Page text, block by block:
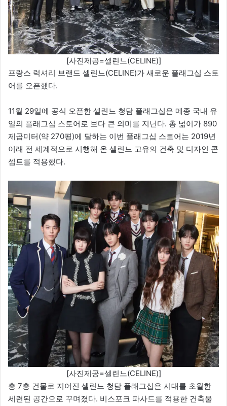
[사진제공=셀린느(CELINE)]
프랑스 럭셔리 브랜드 셀린느(CELINE)가 새로운 플래그십 스토
어를 오픈했다.
11월 29일에 공식 오픈한 셀린느 청담 플래그십은 메종 국내 유
일의 플래그십 스토어로 보다 큰 의미를 지닌다. 총 넓이가 890
제곱미터(약 270평)에 달하는 이번 플래그십 스토어는 2019년
이래 전 세계적으로 시행해 온 셀린느 고유의 건축 및 디자인 콘
셉트를 적용했다.
[사진제공=셀린느(CELINE)]
총 7층 건물로 지어진 셀린느 청담 플래그십은 시대를 초월한
세련된 공간으로 꾸며졌다. 비스포크 파사드를 적용한 건축물